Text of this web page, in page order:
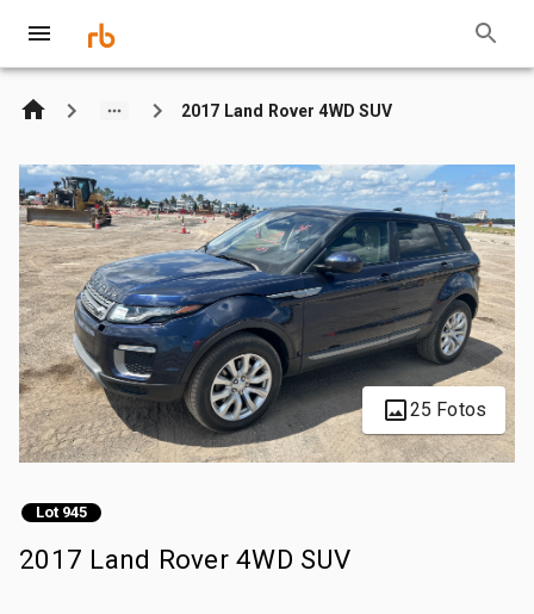
2017 Land Rover 4WD SUV
25 Fotos
Lot 945
2017 Land Rover 4WD SUV